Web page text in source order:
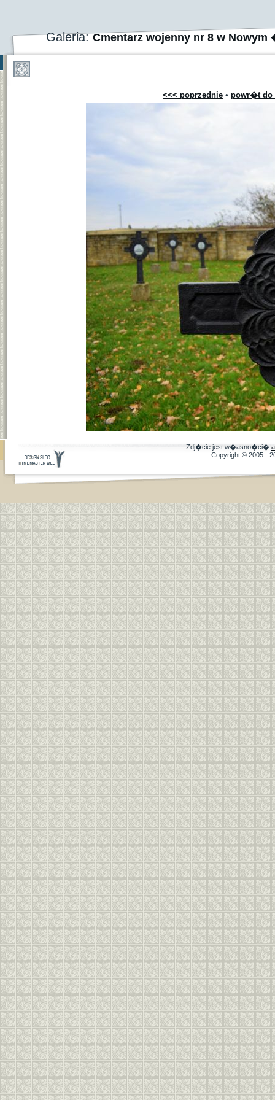
Galeria:Cmentarz wojenny nr 8 w
<<< poprzednie • powr�t do
Zdj�cie jest w�asno�ci�
Copyright © 2005 -